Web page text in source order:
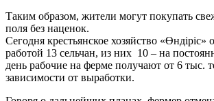
Таким образом, жители могут покупать
поля без наценок.
Сегодня крестьянское хозяйство «Өндіріс»
работой 13 сельчан, из них 10 – на
день рабочие на ферме получают от 6 тыс.
зависимости от выработки.